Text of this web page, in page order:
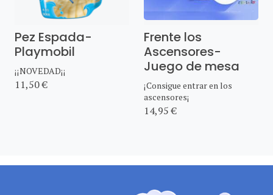
Pez Espada-
Playmobil
¡¡NOVEDAD¡¡
11,50 €
Frente los
Ascensores-
Juego de mesa
¡Consigue entrar en los
ascensores¡
14,95 €